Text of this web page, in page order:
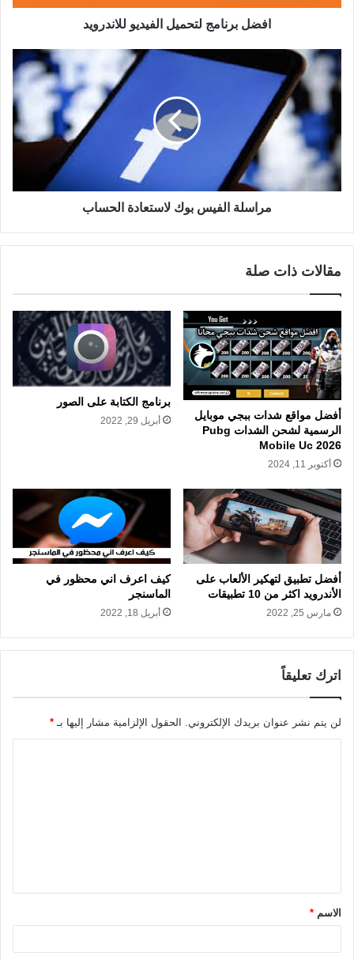
افضل برنامج لتحميل الفيديو للاندرويد
مراسلة الفيس بوك لاستعادة الحساب
مقالات ذات صلة
أفضل مواقع شدات ببجي موبايل
الرسمية لشحن الشدات Pubg
Mobile Uc 2026
أكتوبر 11, 2024
برنامج الكتابة على الصور
أبريل 29, 2022
أفضل تطبيق لتهكير الألعاب على
اﻷندرويد اكثر من 10 تطبيقات
مارس 25, 2022
كيف اعرف اني محظور في
الماسنجر
أبريل 18, 2022
اترك تعليقاً
لن يتم نشر عنوان بريدك الإلكتروني. الحقول الإلزامية مشار إليها بـ *
ق
*الاسم *